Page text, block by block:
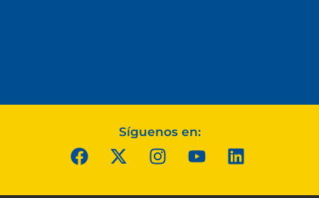
Síguenos en: